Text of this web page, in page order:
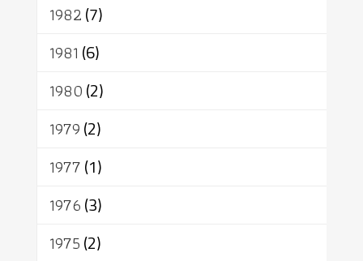
1982(7)
1981 (6)
1980(2)
1979(2)
1977(1)
1976(3)
1975(2)